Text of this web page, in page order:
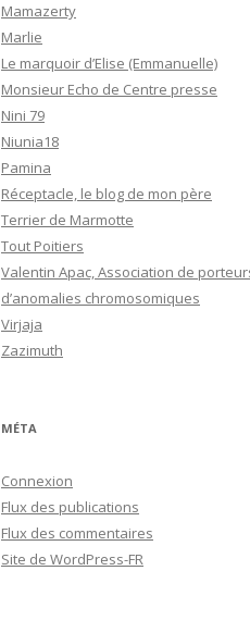
Mamazerty
Marlie
Le marquoir d’Elise (Emmanuelle)
Monsieur Echo de Centre presse
Nini 79
Niunia18
Pamina
Réceptacle, le blog de mon père
Terrier de Marmotte
Tout Poitiers
Valentin Apac, Association de
d’anomalies chromosomiques
Virjaja
Zazimuth
MÉTA
Connexion
Flux des publications
Flux des commentaires
Site de WordPress-FR